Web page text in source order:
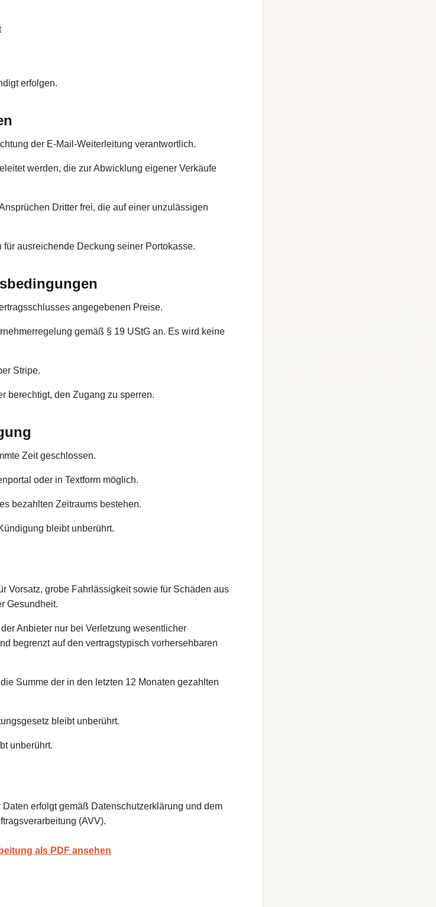
erfolgen.
der E-Mail-Weiterleitung verantwortlich.
werden, die zur Abwicklung eigener Verkäufe
Dritter frei, die auf einer unzulässigen
ausreichende Deckung seiner Portokasse.
angegebenen Preise.
gemäß § 19 UStG an. Es wird keine
Stripe.
berechtigt, den Zugang zu sperren.
Zeit geschlossen.
oder in Textform möglich.
bezahlten Zeitraums bestehen.
bleibt unberührt.
Vorsatz, grobe Fahrlässigkeit sowie für Schäden aus
Gesundheit.
Anbieter nur bei Verletzung wesentlicher
begrenzt auf den vertragstypisch vorhersehbaren
Summe der in den letzten 12 Monaten gezahlten
bleibt unberührt.
unberührt.
erfolgt gemäß Datenschutzerklärung und dem
(AVV).
als PDF ansehen